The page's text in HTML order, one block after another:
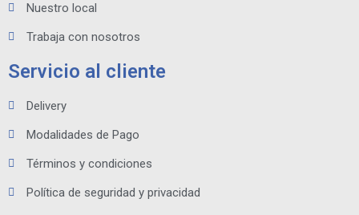
Nuestro local
Trabaja con nosotros
Servicio al cliente
Delivery
Modalidades de Pago
Términos y condiciones
Política de seguridad y privacidad